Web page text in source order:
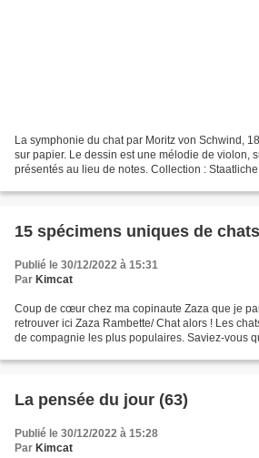
La symphonie du chat par Moritz von Schwind,
sur papier. Le dessin est une mélodie de violon,
présentés au lieu de notes. Collection :
15 spécimens uniques de chats
Publié le 30/12/2022 à 15:31
Par Kimcat
Coup de cœur chez ma copinaute Zaza que je
retrouver ici Zaza Rambette/ Chat alors ! Les
de compagnie les plus populaires. Saviez-vous
La pensée du jour (63)
Publié le 30/12/2022 à 15:28
Par Kimcat